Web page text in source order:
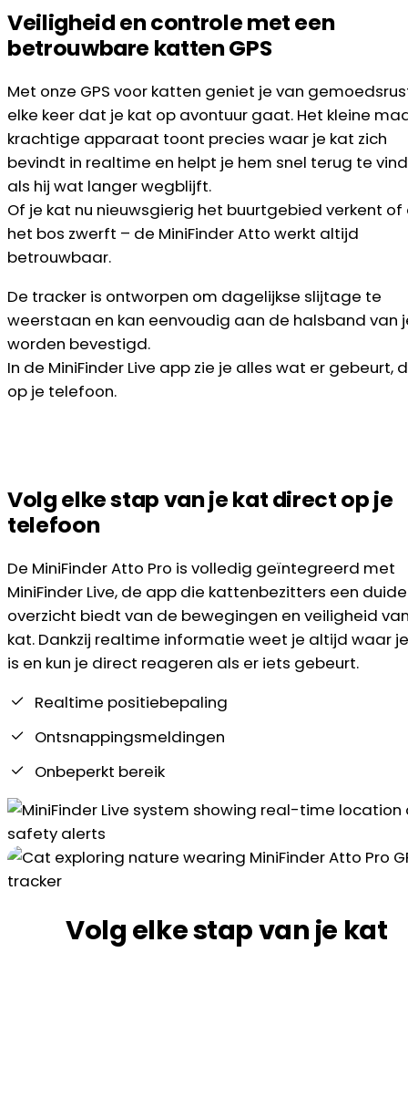
Veiligheid en controle met een
betrouwbare katten GPS
Met onze GPS voor katten geniet je van
elke keer dat je kat op avontuur gaat. Het kleine
krachtige apparaat toont precies waar je kat zich
bevindt in realtime en helpt je hem snel terug te
als hij wat langer wegblijft.
Of je kat nu nieuwsgierig het buurtgebied verkent of
het bos zwerft – de MiniFinder Atto werkt altijd
betrouwbaar.
De tracker is ontworpen om dagelijkse slijtage te
weerstaan en kan eenvoudig aan de halsband van
worden bevestigd.
In de MiniFinder Live app zie je alles wat er gebeurt,
op je telefoon.
Volg elke stap van je kat direct op je
telefoon
De MiniFinder Atto Pro is volledig geïntegreerd met
MiniFinder Live, de app die kattenbezitters een
overzicht biedt van de bewegingen en veiligheid
kat. Dankzij realtime informatie weet je altijd waar
is en kun je direct reageren als er iets gebeurt.
Realtime positiebepaling
Ontsnappingsmeldingen
Onbeperkt bereik
Volg elke stap van je kat